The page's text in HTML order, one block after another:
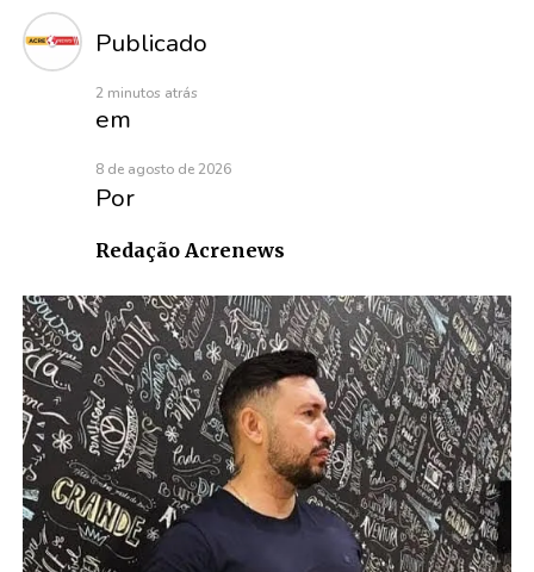
Publicado
2 minutos atrás
em
8 de agosto de 2026
Por
Redação Acrenews